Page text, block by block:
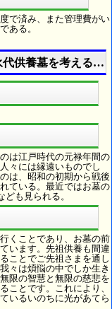
で済み、また管理費がい
ある。
代供養墓を考える」
は江戸時代の元禄年間の
々には縁遠いものでし
は、昭和の初期から戦後
ている。最近ではお墓の
も見られる。
くことであり、お墓の前
います。先祖供養も間違
ことでご先祖さまを通し
々は煩悩の中でしか生き
限の智慧と無限の慈悲を
ことです。これにより、
いるいのちに光があてら